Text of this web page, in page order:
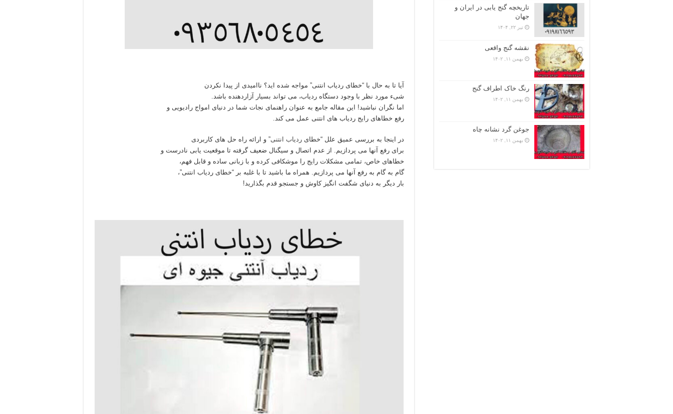
آیا تا به حال با “خطای ردیاب انتنی” مواجه شده اید؟ ناامیدی از پیدا نکردن
شیء مورد نظر با وجود دستگاه ردیاب، می تواند بسیار آزاردهنده باشد.
اما نگران نباشید! این مقاله جامع به عنوان راهنمای نجات شما در دنیای امواج رادیویی و
رفع خطاهای رایج ردیاب های انتنی عمل می کند.
در اینجا به بررسی عمیق علل “خطای ردیاب انتنی” و ارائه راه حل های کاربردی
برای رفع آنها می پردازیم. از عدم اتصال و سیگنال ضعیف گرفته تا موقعیت یابی نادرست و
خطاهای خاص، تمامی مشکلات رایج را موشکافی کرده و با زبانی ساده و قابل فهم،
گام به گام به رفع آنها می پردازیم. همراه ما باشید تا با غلبه بر “خطای ردیاب انتنی”،
بار دیگر به دنیای شگفت انگیز کاوش و جستجو قدم بگذارید!
تاریخچه گنج‌ یابی در ایران و
جهان
تیر ۲۲, ۱۴۰۴
نقشه گنج واقعی
بهمن ۱۱, ۱۴۰۲
رنگ خاک اطراف گنج
بهمن ۱۱, ۱۴۰۲
جوغن گرد نشانه چاه
بهمن ۱۱, ۱۴۰۲